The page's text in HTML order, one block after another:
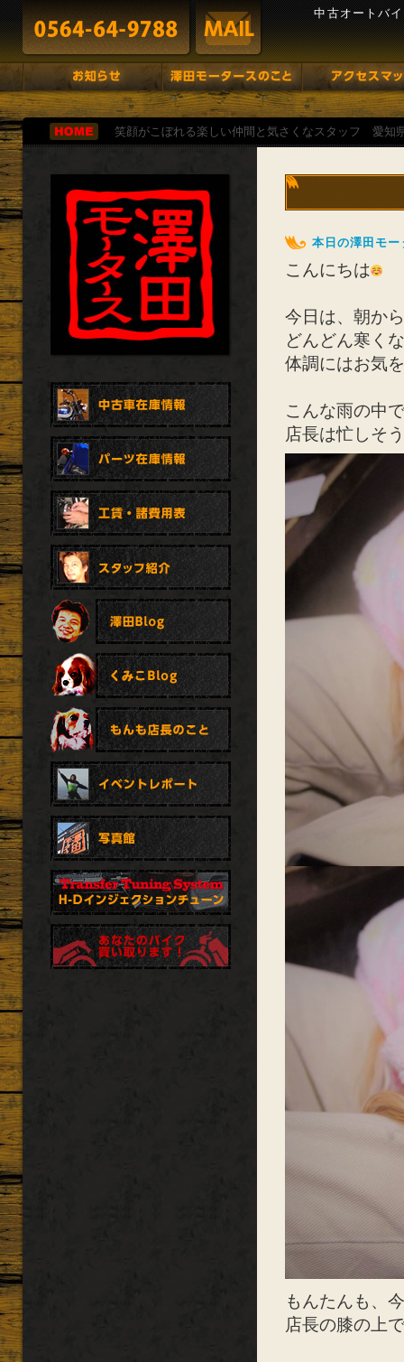
中古オートバ
笑顔がこぼれる楽しい仲間と気さくなスタッフ 愛知
本日の澤田モ
こんにちは
今日は、朝か
どんどん寒く
体調にはお気
こんな雨の中
店長は忙しそ
もんたんも、
店長の膝の上